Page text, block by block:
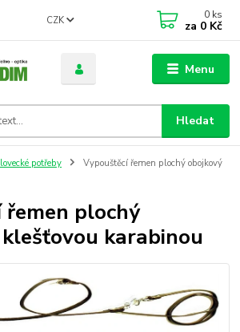
Menu
CZK
Hledat
0 ks
za 0 Kč
potřeby
Vypouštěcí řemen plochý obojkový
plochý
karabinou